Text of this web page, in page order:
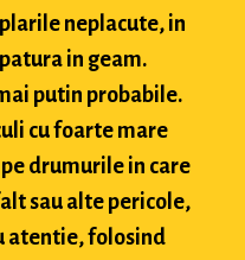
neplacute, in
in geam.
putin probabile.
cu foarte mare
drumurile in care
sau alte pericole,
atentie, folosind